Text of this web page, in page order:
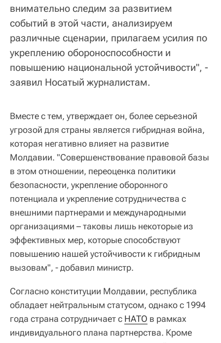
внимательно следим за развитием
событий в этой части, анализируем
различные сценарии, прилагаем усилия по
укреплению обороноспособности и
повышению национальной устойчивости", -
заявил Носатый журналистам.
Вместе с тем, утверждает он, более серьезной
угрозой для страны является гибридная война,
которая негативно влияет на развитие
Молдавии. "Совершенствование правовой базы
в этом отношении, переоценка политики
безопасности, укрепление оборонного
потенциала и укрепление сотрудничества с
внешними партнерами и международными
организациями – таковы лишь некоторые из
эффективных мер, которые способствуют
повышению нашей устойчивости к гибридным
вызовам", - добавил министр.
Согласно конституции Молдавии, республика
обладает нейтральным статусом, однако с 1994
года страна сотрудничает с НАТО в рамках
индивидуального плана партнерства. Кроме